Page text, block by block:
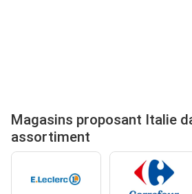
Magasins proposant Italie
assortiment